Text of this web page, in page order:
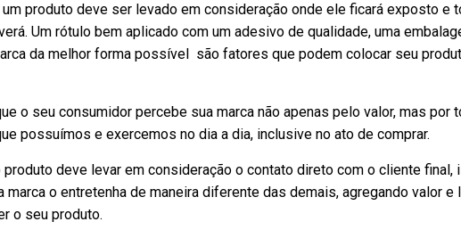
um produto deve ser levado em consideração onde ele ficará exposto e
Um rótulo bem aplicado com um adesivo de qualidade, uma
da melhor forma possível são fatores que podem colocar seu
o seu consumidor percebe sua marca não apenas pelo valor, mas por
possuímos e exercemos no dia a dia, inclusive no ato de comprar.
produto deve levar em consideração o contato direto com o cliente final,
marca o entretenha de maneira diferente das demais, agregando valor e
o seu produto.